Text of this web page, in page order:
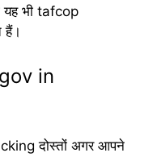
यह भी tafcop
हैं।
in
दोस्तों अगर आपने